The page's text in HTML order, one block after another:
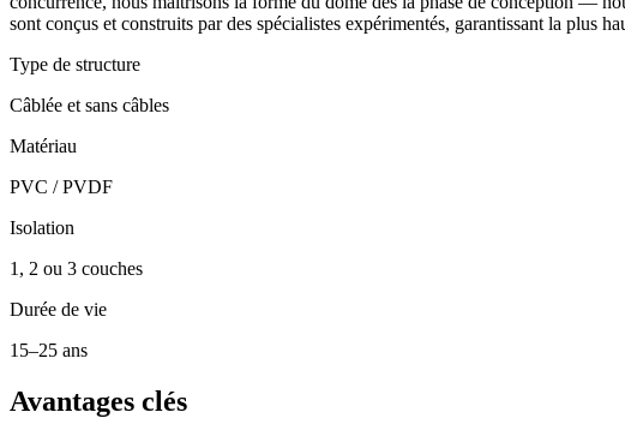
sont conçus et construits par des spécialistes expérimentés, garantissant la plus
Type de structure
Câblée et sans câbles
Matériau
PVC / PVDF
Isolation
1, 2 ou 3 couches
Durée de vie
15–25 ans
Avantages clés